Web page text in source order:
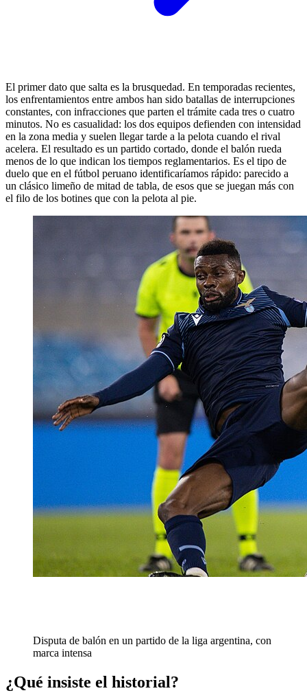
El primer dato que salta es la brusquedad. En temporadas recientes,
los enfrentamientos entre ambos han sido batallas de interrupciones
constantes, con infracciones que parten el trámite cada tres o cuatro
minutos. No es casualidad: los dos equipos defienden con intensidad
en la zona media y suelen llegar tarde a la pelota cuando el rival
acelera. El resultado es un partido cortado, donde el balón rueda
menos de lo que indican los tiempos reglamentarios. Es el tipo de
duelo que en el fútbol peruano identificaríamos rápido: parecido a
un clásico limeño de mitad de tabla, de esos que se juegan más con
el filo de los botines que con la pelota al pie.
Disputa de balón en un partido de la liga argentina, con
marca intensa
¿Qué insiste el historial?